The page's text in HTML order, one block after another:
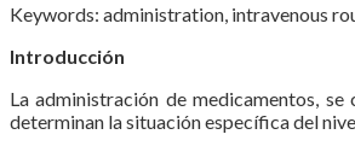
Keywords: administration, intravenous
Introducción
La administración de medicamentos,
determinan la situación específica del